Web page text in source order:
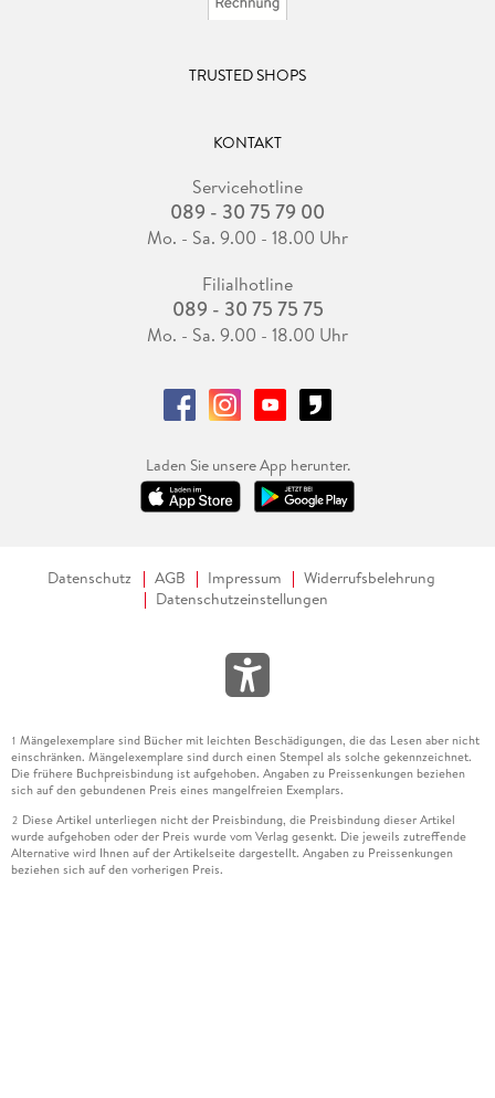
TRUSTED SHOPS
KONTAKT
Servicehotline
089 - 30 75 79 00
Mo. - Sa. 9.00 - 18.00 Uhr
Filialhotline
089 - 30 75 75 75
Mo. - Sa. 9.00 - 18.00 Uhr
Laden Sie unsere App herunter.
Datenschutz AGB Impressum
Widerrufsbelehrung
Datenschutzeinstellungen
1 Mängelexemplare sind Bücher mit leichten Beschädigungen, die das Lesen aber nicht
einschränken. Mängelexemplare sind durch einen Stempel als solche gekennzeichnet.
Die frühere Buchpreisbindung ist aufgehoben. Angaben zu Preissenkungen beziehen
sich auf den gebundenen Preis eines mangelfreien Exemplars.
2 Diese Artikel unterliegen nicht der Preisbindung, die Preisbindung dieser Artikel
wurde aufgehoben oder der Preis wurde vom Verlag gesenkt. Die jeweils zutreffende
Alternative wird Ihnen auf der Artikelseite dargestellt. Angaben zu Preissenkungen
beziehen sich auf den vorherigen Preis.